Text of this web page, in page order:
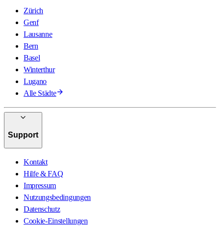
Zürich
Genf
Lausanne
Bern
Basel
Winterthur
Lugano
Alle Städte
Support
Kontakt
Hilfe & FAQ
Impressum
Nutzungsbedingungen
Datenschutz
Cookie-Einstellungen